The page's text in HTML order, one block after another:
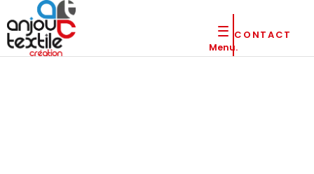
Menu.
CONTACT